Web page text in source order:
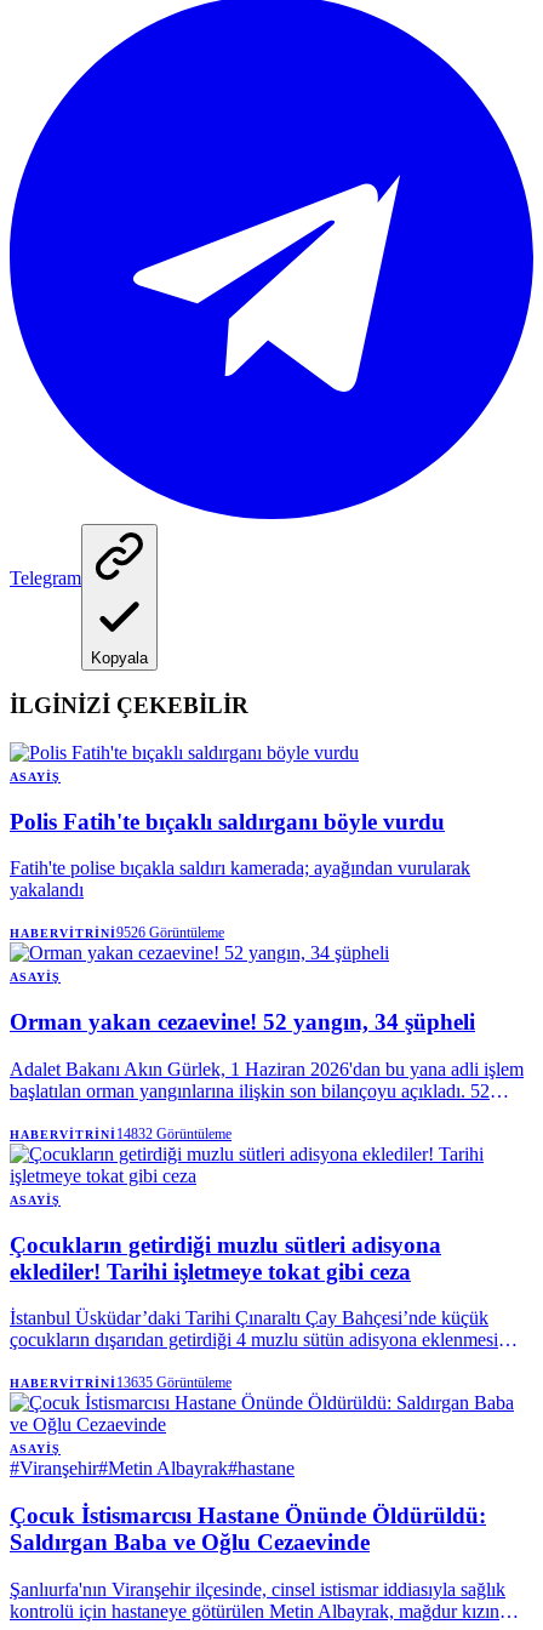
Telegram
Kopyala
İLGİNİZİ ÇEKEBİLİR
ASAYIŞ
Polis Fatih'te bıçaklı saldırganı böyle vurdu
Fatih'te polise bıçakla saldırı kamerada; ayağından vurularak
yakalandı
HABERVITRINI9526 Görüntüleme
ASAYIŞ
Orman yakan cezaevine! 52 yangın, 34 şüpheli
Adalet Bakanı Akın Gürlek, 1 Haziran 2026'dan bu yana adli işlem
başlatılan orman yangınlarına ilişkin son bilançoyu açıkladı. 52
9 şüpheli tutuklandı, 14 kişi hakkında ise adli kontrol kararı verildi.
Gürlek, suç şüphesi bulunan hiçbir yangının faili meçhul kalmasına
izin verilmeyeceğini belirtti.
HABERVITRINI14832 Görüntüleme
ASAYIŞ
Çocukların getirdiği muzlu sütleri adisyona
eklediler! Tarihi işletmeye tokat gibi ceza
İstanbul Üsküdar’daki Tarihi Çınaraltı Çay Bahçesi’nde küçük
çocukların dışarıdan getirdiği 4 muzlu sütün adisyona eklenmesi
Ticaret Bakanlığı ekipleri, sipariş edilmeyen ve servis yapılmayan
ürünlerin ücretlendirildiğini tespit etti. İşletmeye bu uygulama ve
fiyat listelerindeki uyumsuzluklar nedeniyle toplam 51 bin 649 TL
idari para cezası kesildi.
HABERVITRINI13635 Görüntüleme
ASAYIŞ
#Viranşehir#Metin Albayrak#hastane
Çocuk İstismarcısı Hastane Önünde Öldürüldü:
Saldırgan Baba ve Oğlu Cezaevinde
Şanlıurfa'nın Viranşehir ilçesinde, cinsel istismar iddiasıyla sağlık
kontrolü için hastaneye götürülen Metin Albayrak, mağdur kızın